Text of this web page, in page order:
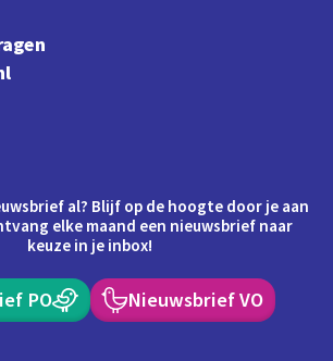
al? Blijf op de hoogte door je aan
elke maand een nieuwsbrief naar
keuze in je inbox!
PO Nieuwsbrief VO